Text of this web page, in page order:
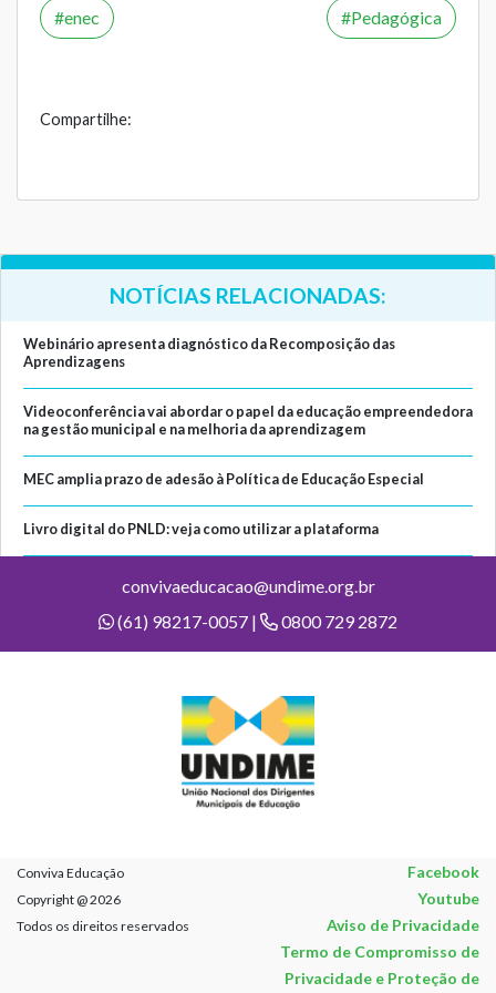
enec Pedagógica
Compartilhe:
NOTÍCIAS RELACIONADAS:
Webinário apresenta diagnóstico da Recomposição das
Aprendizagens
Videoconferência vai abordar o papel da educação empreendedora
na gestão municipal e na melhoria da aprendizagem
MEC amplia prazo de adesão à Política de Educação Especial
Livro digital do PNLD: veja como utilizar a plataforma
convivaeducacao@undime.org.br
(61) 98217-0057 |
0800 729 2872
Conviva Educação Facebook
Copyright @ 2026 Youtube
Todos os direitos reservados
Aviso de Privacidade
Termo de Compromisso de
Privacidade e Proteção de